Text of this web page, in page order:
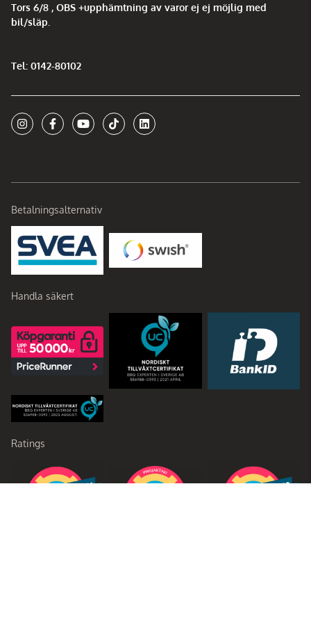
Tors 6/8 , OBS +upphämtning av varor ej ej möjlig med
bil/släp.
Tel: 0142-80102
Betalningsalternativ
Handla säkert
Ratings